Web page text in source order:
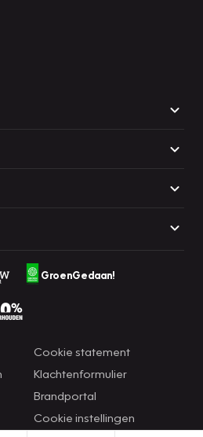
GroenGedaan!
Cookie statement
Klachtenformulier
Brandportal
Cookie instellingen